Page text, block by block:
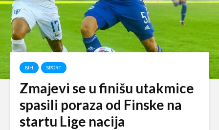
BIH SPORT
Zmajevi se u finišu utakmice
spasili poraza od Finske na
startu Lige nacija